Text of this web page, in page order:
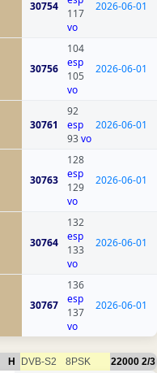
30754
117
vo
2026-06-01
30756
104
esp
105
vo
2026-06-01
30761
92
esp
93vo
2026-06-01
30763
128
esp
129
vo
2026-06-01
30764
132
esp
133
vo
2026-06-01
30767
136
esp
137
vo
2026-06-01
H DVB-S2 8PSK 22000 2/3